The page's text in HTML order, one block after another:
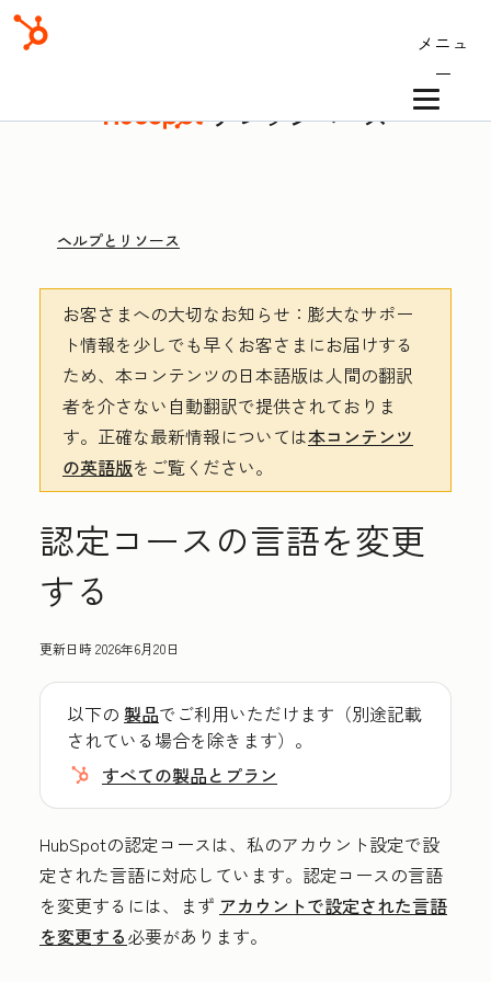
メニュ
ー
ナレッジベース
ヘルプとリソース
お客さまへの大切なお知らせ ：膨大なサポー
ト情報を少しでも早くお客さまにお届けする
ため、本コンテンツの日本語版は人間の翻訳
者を介さない自動翻訳で提供されておりま
す。 正確な最新情報については本コンテンツ
の英語版をご覧ください。
認定コースの言語を変更
する
更新日時2026年6月20日
以下の 製品でご利用いただけます（別途記載
されている場合を除きます）。
すべての製品とプラン
HubSpotの認定コースは、私のアカウント設定で設
定された言語に対応しています。認定コースの言語
を変更するには、まず アカウントで設定された言語
を変更する必要があります。